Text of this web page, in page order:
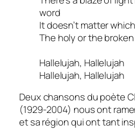
word
It doesn’t matter
The holy or the
Hallelujah, Hallelujah
Hallelujah, Hallelujah
Deux chansons du poète
(1929-2004) nous ont
et sa région qui ont tant